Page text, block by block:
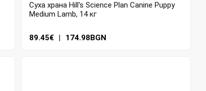
Суха храна Hill's Science Plan Canine Puppy
Medium Lamb, 14 кг
89.45€ 174.98BGN